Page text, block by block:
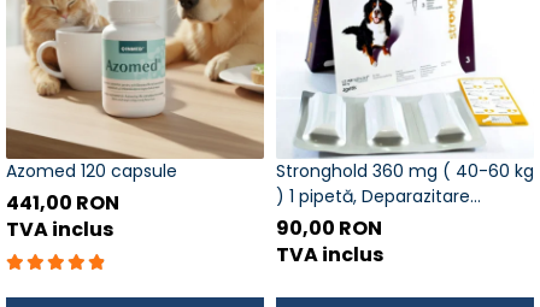
Azomed 120 capsule
441,00 RON
TVA inclus
Stronghold 360 mg ( 40-60 kg
) 1 pipetă, Deparazitare
externa si interna pentru caini
90,00 RON
TVA inclus